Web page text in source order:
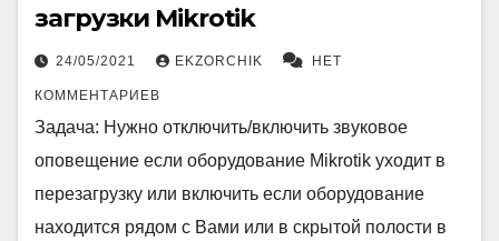
загрузки Mikrotik
24/05/2021 EKZORCHIK НЕТ
КОММЕНТАРИЕВ
Задача: Нужно отключить/включить звуковое
оповещение если оборудование Mikrotik уходит в
перезагрузку или включить если оборудование
находится рядом с Вами или в скрытой полости в